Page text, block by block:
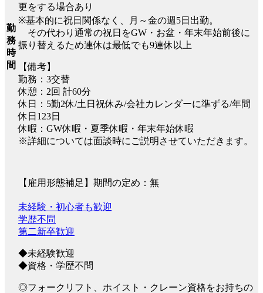
勤
務
時
間
更をする場合あり
※基本的に祝日関係なく、月～金の週5日出勤。
その代わり通常の祝日をGW・お盆・年末年始前後に
振り替えるため連休は最低でも9連休以上
【備考】
勤務：3交替
休憩：2回 計60分
休日：5勤2休/土日祝休み/会社カレンダーに準ずる/年間
休日123日
休暇：GW休暇・夏季休暇・年末年始休暇
※詳細については面談時にご説明させていただきます。
【雇用形態補足】期間の定め：無
未経験・初心者も歓迎
学歴不問
第二新卒歓迎
◆未経験歓迎
◆資格・学歴不問
◎フォークリフト、ホイスト・クレーン資格をお持ちの